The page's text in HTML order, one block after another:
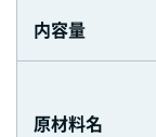
内容量
原材料名